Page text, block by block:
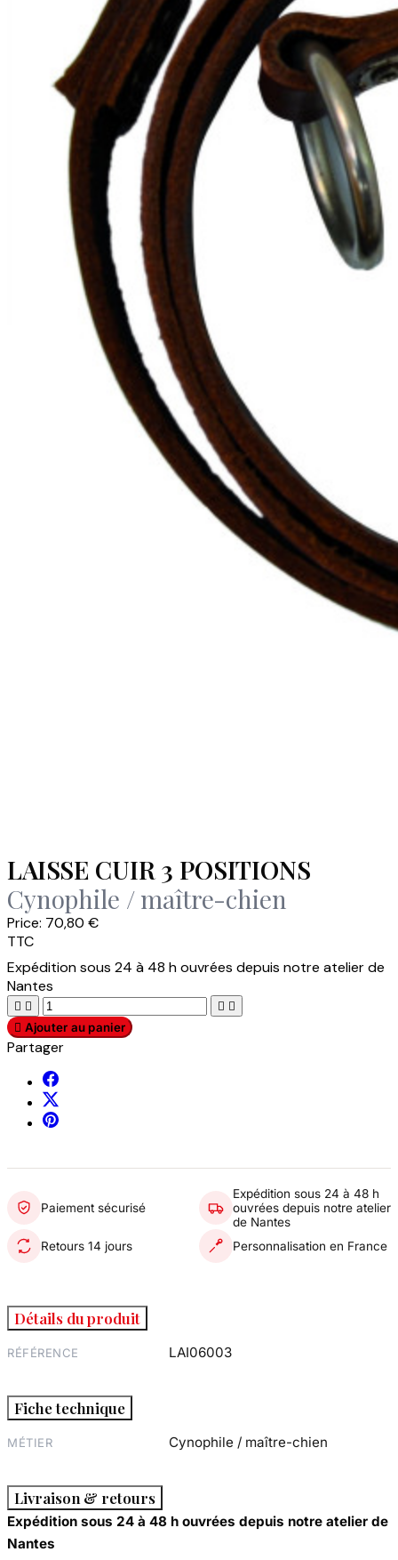
LAISSE CUIR 3 POSITIONS
Cynophile / maître-chien
Price: 70,80 €
TTC
Expédition sous 24 à 48 h ouvrées depuis notre atelier de
Nantes
   
 Ajouter au panier
Partager
Paiement sécurisé
Expédition sous 24 à 48 h
ouvrées depuis notre atelier
de Nantes
Retours 14 jours
Personnalisation en France
Détails du produit
RÉFÉRENCE LAI06003
Fiche technique
MÉTIER Cynophile / maître-chien
Livraison & retours
Expédition sous 24 à 48 h ouvrées depuis notre atelier de
Nantes